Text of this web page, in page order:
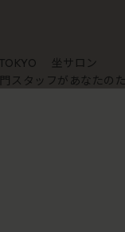
坐サロン
タッフがあなたの